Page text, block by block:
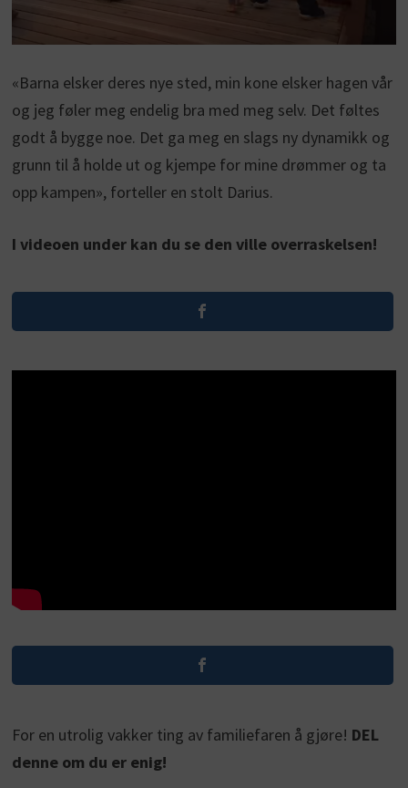
«Barna elsker deres nye sted, min kone elsker hagen vår
og jeg føler meg endelig bra med meg selv. Det føltes
godt å bygge noe. Det ga meg en slags ny dynamikk og
grunn til å holde ut og kjempe for mine drømmer og ta
opp kampen», forteller en stolt Darius.
I videoen under kan du se den ville overraskelsen!
For en utrolig vakker ting av familiefaren å gjøre! DEL
denne om du er enig!